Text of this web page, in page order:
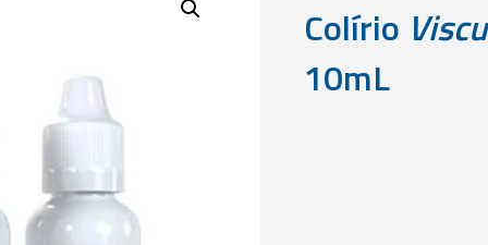
Colírio
10mL